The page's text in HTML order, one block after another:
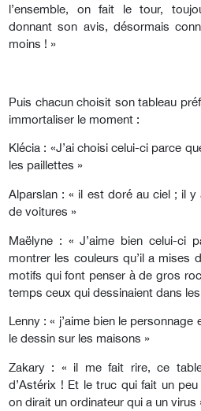
l’ensemble, on fait le tour,
donnant son avis, désormais
moins ! »
Puis chacun choisit son tableau
immortaliser le moment :
Klécia : «J’ai choisi celui-ci parce
les paillettes »
Alparslan : « il est doré au ciel ; il
de voitures »
Maëlyne : « J’aime bien celui-ci
montrer les couleurs qu’il a mises
motifs qui font penser à de gros
temps ceux qui dessinaient dans
Lenny : « j’aime bien le
le dessin sur les maisons »
Zakary : « il me fait rire, ce
d’Astérix ! Et le truc qui fait un
on dirait un ordinateur qui a un virus